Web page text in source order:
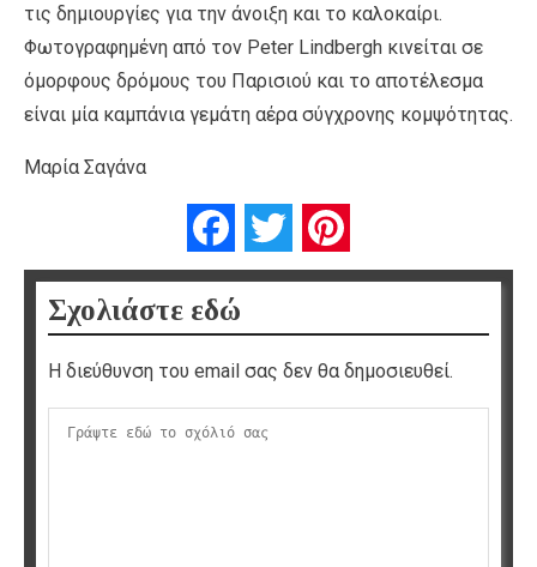
τις δημιουργίες για την άνοιξη και το καλοκαίρι.
Φωτογραφημένη από τον Peter Lindbergh κινείται σε
όμορφους δρόμους του Παρισιού και το αποτέλεσμα
είναι μία καμπάνια γεμάτη αέρα σύγχρονης κομψότητας.
Μαρία Σαγάνα
FacebookTwitter
Σχολιάστε εδώ
Η διεύθυνση του email σας δεν θα δημοσιευθεί.